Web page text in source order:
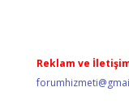
Reklam ve